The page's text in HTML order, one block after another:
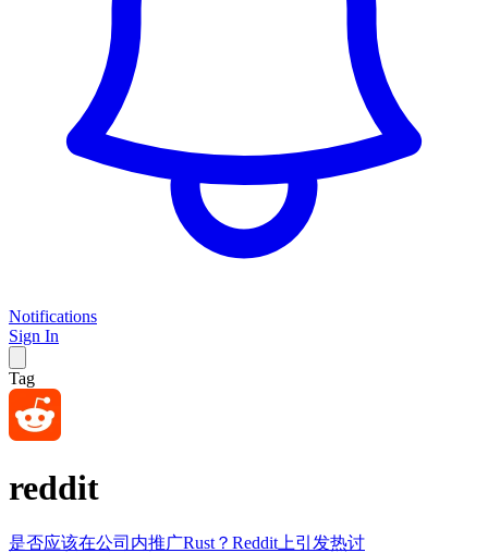
Notifications
Sign In
Tag
reddit
是否应该在公司内推广Rust？Reddit上引发热讨